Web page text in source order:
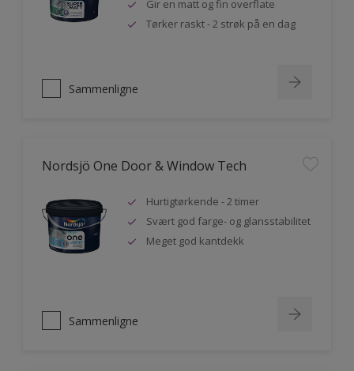
Gir en matt og fin overflate
Tørker raskt - 2 strøk på en dag
Sammenligne
Nordsjö One Door & Window Tech
Hurtigtørkende - 2 timer
Svært god farge- og glansstabilitet
Meget god kantdekk
Sammenligne